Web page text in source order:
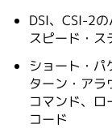
DSI、CSI-2
スピード・ス
ショート・パ
ターン・アラ
コマンド、
コード